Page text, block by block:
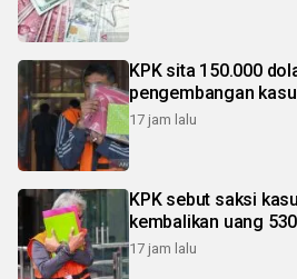
KPK sita 150.000
pengembangan
17 jam lalu
KPK sebut saksi
kembalikan uang
17 jam lalu